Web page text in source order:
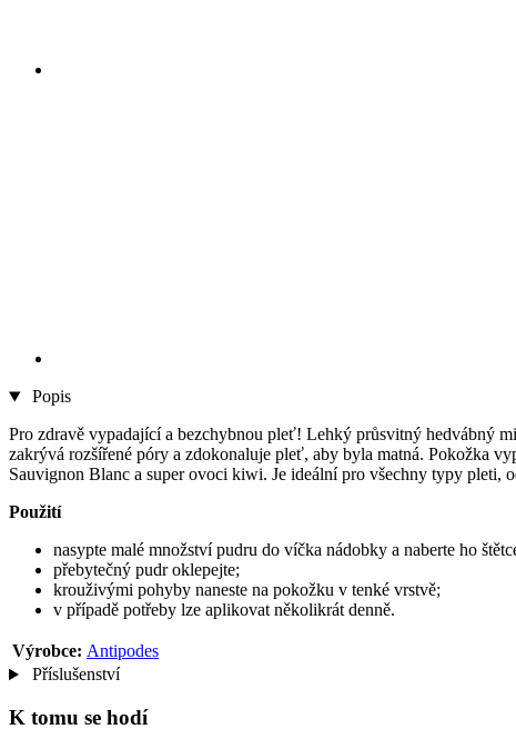
Popis
Pro zdravě vypadající a bezchybnou pleť! Lehký průsvitný hedvábný
zakrývá rozšířené póry a zdokonaluje pleť, aby byla matná. Pokožka
Sauvignon Blanc a super ovoci kiwi. Je ideální pro všechny typy pleti,
Použití
nasypte malé množství pudru do víčka nádobky a naberte ho
přebytečný pudr oklepejte;
krouživými pohyby naneste na pokožku v tenké vrstvě;
v případě potřeby lze aplikovat několikrát denně.
Výrobce: Antipodes
Příslušenství
K tomu se hodí